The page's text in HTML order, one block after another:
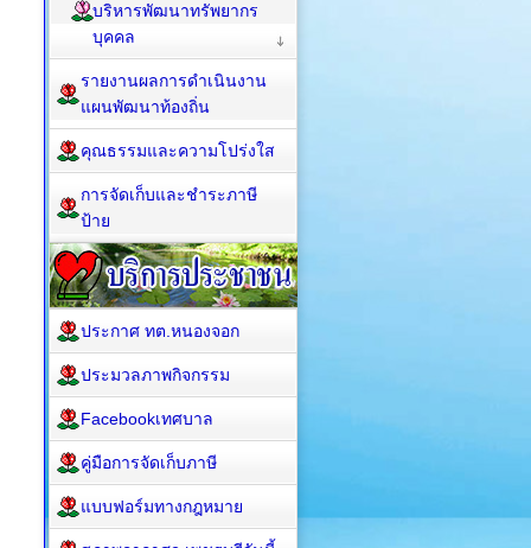
บริหารพัฒนาทรัพยากร
บุคคล
รายงานผลการดำเนินงาน
แผนพัฒนาท้องถิ่น
คุณธรรมและความโปร่งใส
การจัดเก็บและชำระภาษี
ป้าย
ประกาศ ทต.หนองจอก
ประมวลภาพกิจกรรม
Facebookเทศบาล
คู่มือการจัดเก็บภาษี
แบบฟอร์มทางกฎหมาย